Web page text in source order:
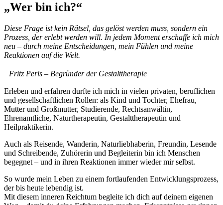
„Wer bin ich?“
Diese Frage ist kein Rätsel, das gelöst werden muss, sondern ein
Prozess, der erlebt werden will. In jedem Moment erschaffe ich mich
neu – durch meine Entscheidungen, mein Fühlen und meine
Reaktionen auf die Welt.
Fritz Perls – Begründer der Gestalttherapie
Erleben und erfahren durfte ich mich in vielen privaten, beruflichen
und gesellschaftlichen Rollen: als Kind und Tochter, Ehefrau,
Mutter und Großmutter, Studierende, Rechtsanwältin,
Ehrenamtliche, Naturtherapeutin, Gestalttherapeutin und
Heilpraktikerin.
Auch als Reisende, Wanderin, Naturliebhaberin, Freundin, Lesende
und Schreibende, Zuhörerin und Begleiterin bin ich Menschen
begegnet – und in ihren Reaktionen immer wieder mir selbst.
So wurde mein Leben zu einem fortlaufenden Entwicklungsprozess,
der bis heute lebendig ist.
Mit diesem inneren Reichtum begleite ich dich auf deinem eigenen